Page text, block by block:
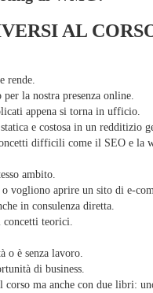
AL
rende.
la nostra presenza online.
appena si torna in ufficio.
e costosa in un redditizio
difficili come il SEO e la
ambito.
vogliono aprire un sito di e-
in consulenza diretta.
teorici.
o è senza lavoro.
di business.
ma anche con due libri: